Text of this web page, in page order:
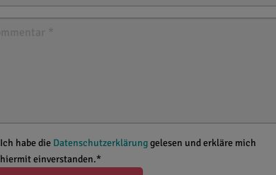
Ich habe die Datenschutzerklärunggelesen und erkläre mich
hiermit einverstanden.*